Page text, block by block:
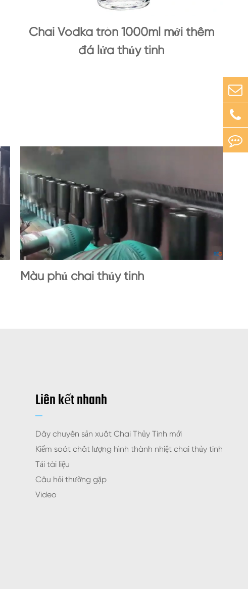
Chai Vodka tròn 1000ml mới thêm
đá lửa thủy tinh
Màu phủ chai thủy tinh
Liên kết nhanh
Dây chuyền sản xuất Chai Thủy Tinh mới
Kiểm soát chất lượng hình thành nhiệt chai thủy tinh
Tải tài liệu
Câu hỏi thường gặp
Video